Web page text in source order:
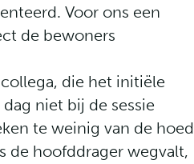
Voor ons een
de bewoners
die het initiële
niet bij de sessie
te weinig van de hoed
de hoofddrager wegvalt,